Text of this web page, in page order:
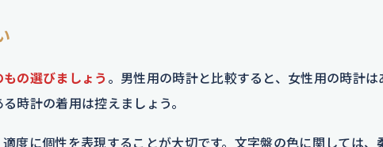
もの選びましょう 。男性用の時計と比較すると、女性用の時計は
時計の着用は控えましょう。
度に個性を表現することが大切です。文字盤の色に関しては、